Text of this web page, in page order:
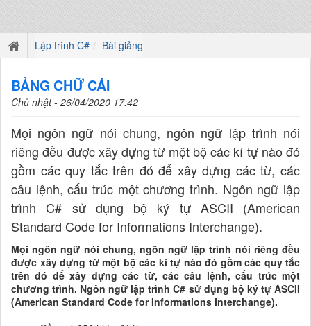
Lập trình C# Bài giảng
BẢNG CHỮ CÁI
Chủ nhật - 26/04/2020 17:42
Mọi ngôn ngữ nói chung, ngôn ngữ lập trình nói
riêng đều được xây dựng từ một bộ các kí tự nào đó
gồm các quy tắc trên đó để xây dựng các từ, các
câu lệnh, cấu trúc một chương trình. Ngôn ngữ lập
trình C# sử dụng bộ ký tự ASCII (American
Standard Code for Informations Interchange).
Mọi ngôn ngữ nói chung, ngôn ngữ lập trình nói riêng đều
được xây dựng từ một bộ các kí tự nào đó gồm các quy tắc
trên đó để xây dựng các từ, các câu lệnh, cấu trúc một
chương trình. Ngôn ngữ lập trình C# sử dụng bộ ký tự ASCII
(American Standard Code for Informations Interchange).